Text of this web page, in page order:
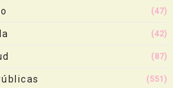
(47)
(42)
(87)
(551)